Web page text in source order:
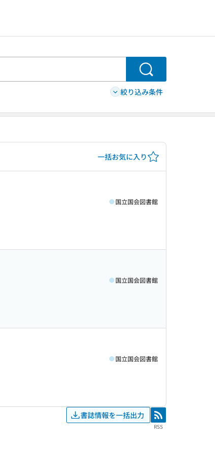
検索
絞り込み条件
一括お気に入り
国立国会図書館
国立国会図書館
国立国会図書館
書誌情報を一括出力 RSS
RSS